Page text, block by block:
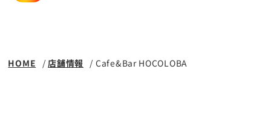
HOME 店舗情報 Cafe&Bar HOCOLOBA